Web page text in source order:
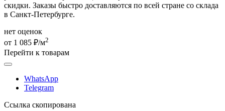
скидки. Заказы быстро доставляются по всей стране со склада
в Санкт-Петербурге.
нет оценок
от 1 085 ₽/м2
Перейти к товарам
WhatsApp
Telegram
Ссылка скопирована